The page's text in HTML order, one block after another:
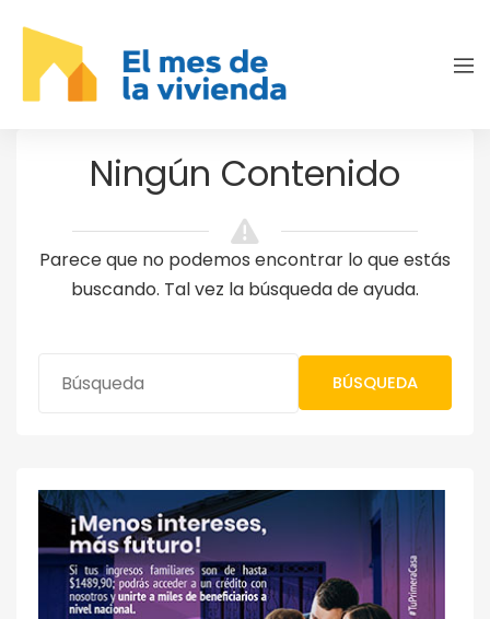
Ningún Contenido
Parece que no podemos encontrar lo que estás
buscando. Tal vez la búsqueda de ayuda.
BÚSQUEDA